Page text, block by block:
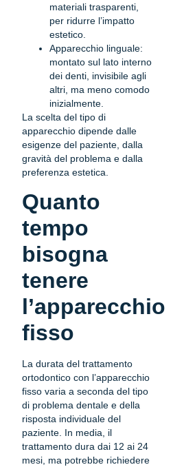
materiali trasparenti,
per ridurre l’impatto
estetico.
Apparecchio linguale:
montato sul lato interno
dei denti, invisibile agli
altri, ma meno comodo
inizialmente.
La scelta del tipo di
apparecchio dipende dalle
esigenze del paziente, dalla
gravità del problema e dalla
preferenza estetica.
Quanto
tempo
bisogna
tenere
l’apparecchio
fisso
La durata del trattamento
ortodontico con l’apparecchio
fisso varia a seconda del tipo
di problema dentale e della
risposta individuale del
paziente. In media, il
trattamento dura dai 12 ai 24
mesi, ma potrebbe richiedere